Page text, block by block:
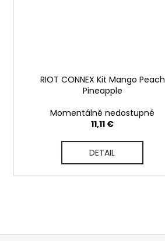
RIOT CONNEX Kit Mango Peach
Pineapple
Momentálně nedostupné
11,11 €
DETAIL